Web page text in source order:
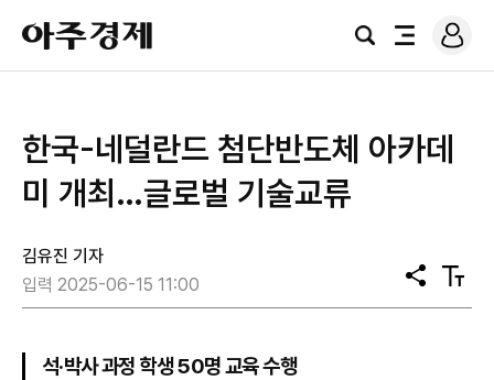
아
주
경
검
전
로
그
한국-네덜란드 첨단반도체 아카데
미 개최…글로벌 기술교류
김유진 기자
입력 2025-06-15 11:00
공
유
텍
스
석·박사 과정 학생 50명 교육 수행